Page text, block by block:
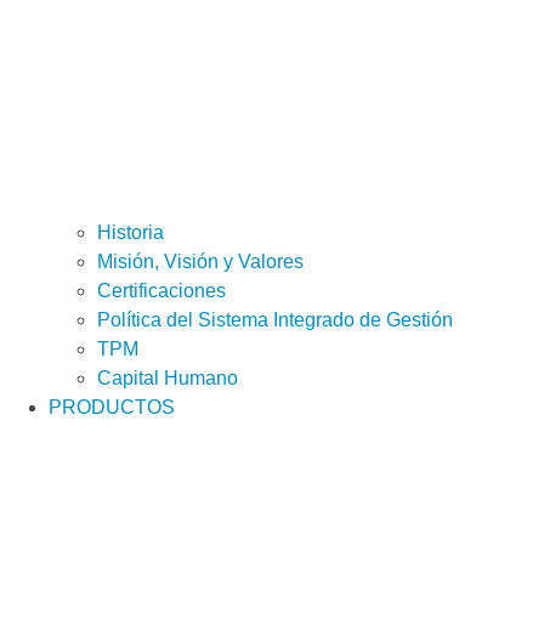
Historia
Misión, Visión y Valores
Certificaciones
Política del Sistema Integrado de Gestión
TPM
Capital Humano
PRODUCTOS